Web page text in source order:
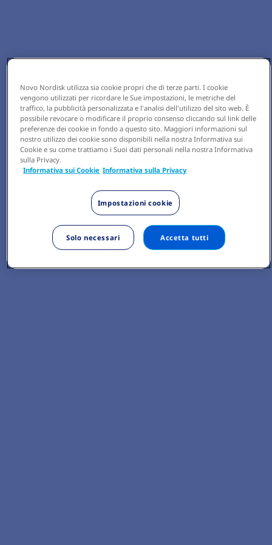
Novo Nordisk utilizza sia cookie propri che di terze parti. I cookie
vengono utilizzati per ricordare le Sue impostazioni, le metriche del
traffico, la pubblicità personalizzata e l'analisi dell'utilizzo del sito web. È
possibile revocare o modificare il proprio consenso cliccando sul link delle
preferenze dei cookie in fondo a questo sito. Maggiori informazioni sul
nostro utilizzo dei cookie sono disponibili nella nostra Informativa sui
Cookie e su come trattiamo i Suoi dati personali nella nostra Informativa
sulla Privacy.
Informativa sui Cookie Informativa sulla Privacy
Impostazioni cookie
Solo necessari Accetta tutti